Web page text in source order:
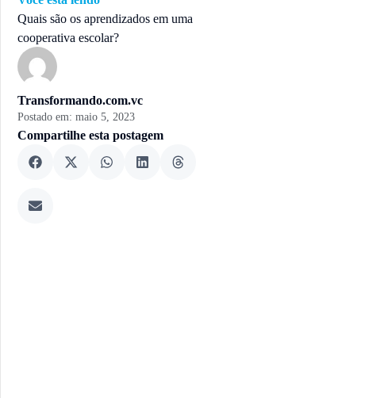
Quais são os aprendizados em uma
cooperativa escolar?
Transformando.com.vc
Postado em: maio 5, 2023
Compartilhe esta postagem